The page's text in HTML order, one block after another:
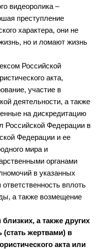
№12
Евсино №36
№13
№14
Керамкомбинат №28
№15
№33
библиотека №4
№30
№31
№39
видеоролика –
преступление
характера, они не
но и ломают жизнь
Российской
акта,
участие в
деятельности, а также
на дискредитацию
Российской Федерации в
Федерации и ее
мира и
органами
в указанных
вплоть
а также возмещение
а также других
(стать жертвами) в
акта или